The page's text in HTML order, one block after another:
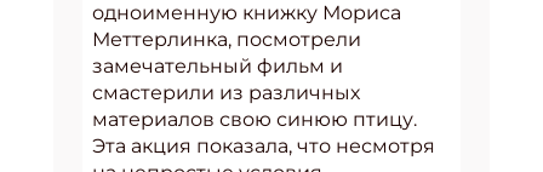
одноименную книжку Мориса
Меттерлинка, посмотрели
замечательный фильм и
смастерили из различных
материалов свою синюю птицу.
Эта акция показала, что несмотря